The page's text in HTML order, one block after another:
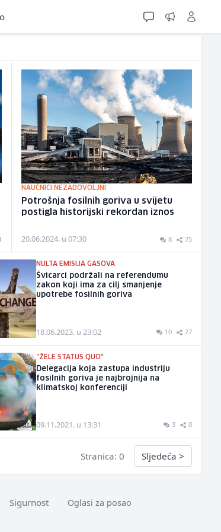
NAUČNICI NEZADOVOLJNI
Potrošnja fosilnih goriva u svijetu
postigla historijski rekordan iznos
20.06.2024. u 07:30 8 75
NULTA EMISIJA GASOVA
Švicarci podržali na referendumu
zakon koji ima za cilj smanjenje
upotrebe fosilnih goriva
18.06.2023. u 23:02 10 27
"ŽELE STATUS QUO"
Delegacija koja zastupa industriju
fosilnih goriva je najbrojnija na
klimatskoj konferenciji
09.11.2021. u 13:31 3 0
Stranica: 0 Sljedeća >
Sigurnost Oglasi za posao